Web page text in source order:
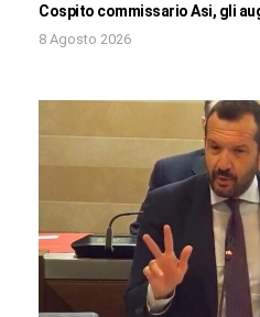
Cospito commissario Asi, gli
8 Agosto 2026